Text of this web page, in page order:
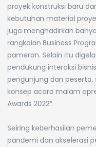
proyek konstruksi baru
kebutuhan material
juga menghadirkan
rangkaian Business
pameran. Selain itu
pendukung interaksi
pengunjung dan
konsep acara malam
Awards 2022”.
Seiring keberhasilan
pandemi dan akselerasi